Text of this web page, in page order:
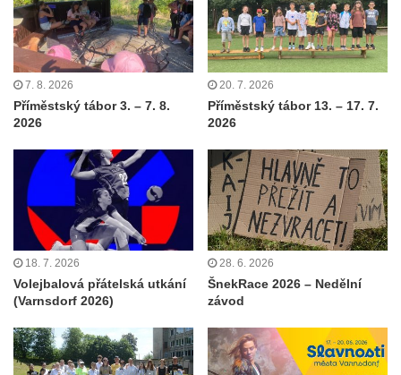
7. 8. 2026
Příměstský tábor 3. – 7. 8.
2026
20. 7. 2026
Příměstský tábor 13. – 17. 7.
2026
18. 7. 2026
Volejbalová přátelská utkání
(Varnsdorf 2026)
28. 6. 2026
ŠnekRace 2026 – Nedělní
závod